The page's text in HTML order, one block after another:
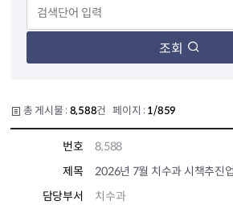
조회
총 게시물 : 8,588건 페이지 : 1/859
번호
8,588
제목
2026년 7월 치수과 시책추진
담당부서
치수과